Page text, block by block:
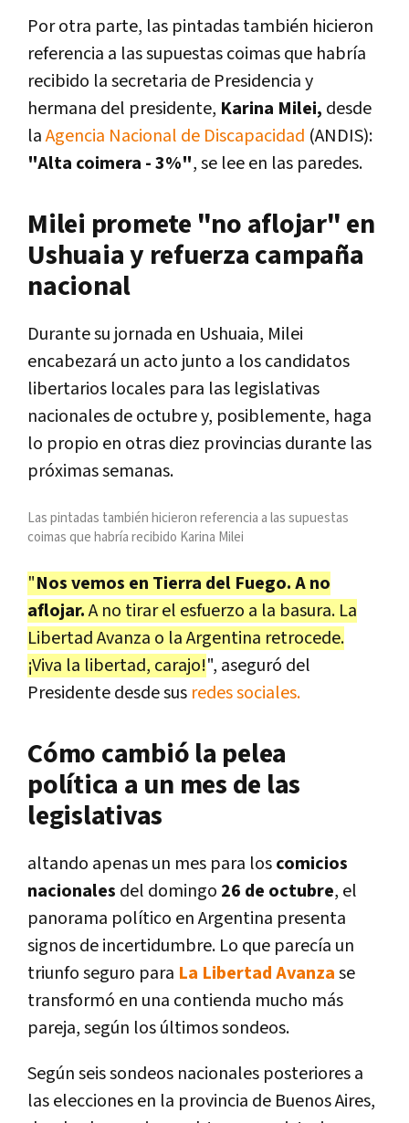
Por otra parte, las pintadas también hicieron
referencia a las supuestas coimas que habría
recibido la secretaria de Presidencia y
hermana del presidente, Karina Milei, desde
laAgencia Nacional de Discapacidad (ANDIS):
"Alta coimera - 3%", se lee en las paredes.
Milei promete "no aflojar" en
Ushuaia y refuerza campaña
nacional
Durante su jornada en Ushuaia, Milei
encabezará un acto junto a los candidatos
libertarios locales para las legislativas
nacionales de octubre y, posiblemente, haga
lo propio en otras diez provincias durante las
próximas semanas.
Las pintadas también hicieron referencia a las supuestas
coimas que habría recibido Karina Milei
"Nos vemos en Tierra del Fuego. A no
aflojar.A no tirar el esfuerzo a la basura. La
Libertad Avanza o la Argentina retrocede.
¡Viva la libertad, carajo!", aseguró del
Presidente desde sus redes sociales.
Cómo cambió la pelea
política a un mes de las
legislativas
altando apenas un mes para loscomicios
nacionales del domingo 26 de octubre, el
panorama político en Argentina presenta
signos de incertidumbre. Lo que parecía un
triunfo seguro para La Libertad Avanzase
transformó en una contienda mucho más
pareja, según los últimos sondeos.
Según seis sondeos nacionales posteriores a
las elecciones en la provincia de Buenos Aires,